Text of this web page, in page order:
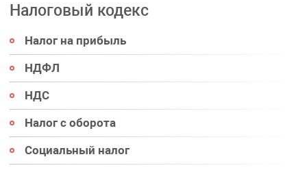
Налоговый кодекс
Налог на прибыль
НДФЛ
НДС
Налог с оборота
Социальный налог